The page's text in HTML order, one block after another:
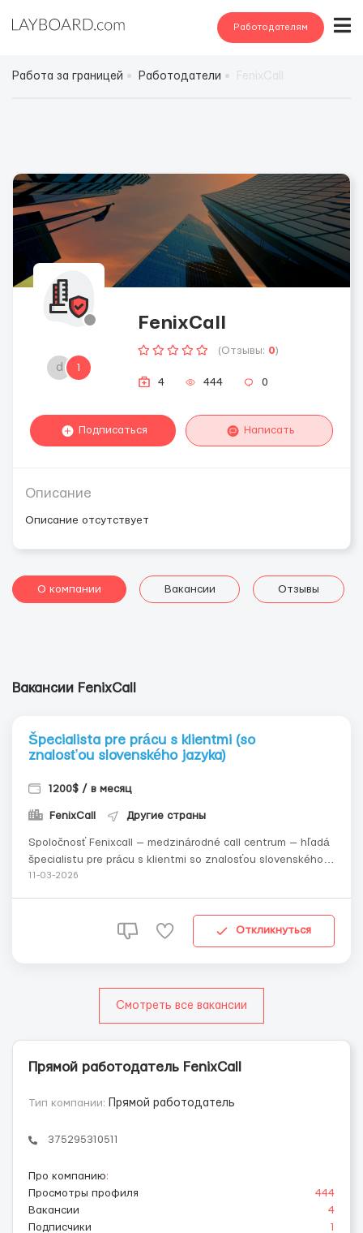
Работодателям
Работа за границей Работодатели
d 1
FenixCall
(Отзывы: 0)
4 444 0
Подписаться Написать
Описание
Описание отсутствует
О компании Вакансии Отзывы
Вакансии FenixCall
Špecialista pre prácu s klientmi (so
znalosťou slovenského jazyka)
1200$ / в месяц
FenixCall Другие страны
Spoločnosť Fenixcall — medzinárodné call centrum — hľadá
špecialistu pre prácu s klientmi so znalosťou slovenského
jazyka. Forma práce: práca na diaľku, z domu. Klienti
11-03-2026
Откликнуться
Смотреть все вакансии
Прямой работодатель FenixCall
Тип компании: Прямой работодатель
375295310511
Про компанию:
Просмотры профиля
444
Вакансии
4
Подписчики
1